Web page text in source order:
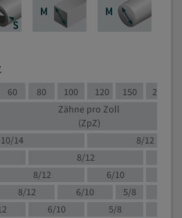
60 80 100 120 150 200
Zähne pro Zoll
(ZpZ)
10/14
8/12
8/12
8/12 6/10
8/12 6/10
5/8
6/10
5/8